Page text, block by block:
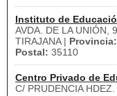
Instituto de
AVDA. DE LA UNIÓN,
TIRAJANA | Provincia:
Postal: 35110
Centro Privado de
C/ PRUDENCIA